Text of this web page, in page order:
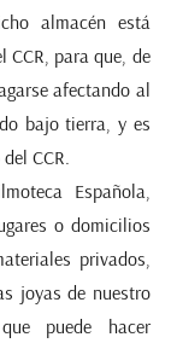
almacén está
para que, de
afectando al
bajo tierra, y es
CCR.
Española,
o domicilios
privados,
joyas de nuestro
puede hacer